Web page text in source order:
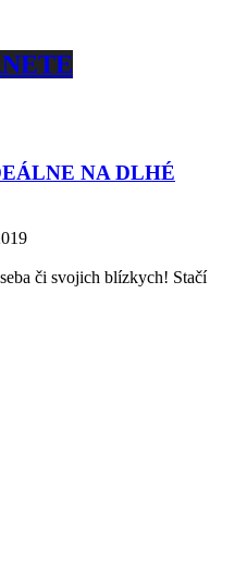
NA DLHÉ
či svojich blízkych! Stačí